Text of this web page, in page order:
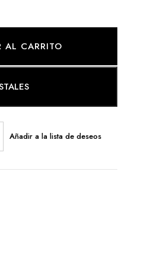
AL CARRITO
Añadir a la lista de deseos